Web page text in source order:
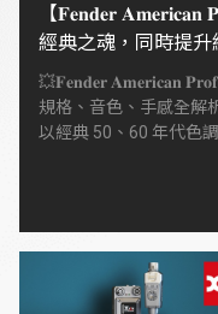
【𝐅𝐞𝐧𝐝𝐞𝐫 𝐀𝐦𝐞𝐫𝐢𝐜𝐚𝐧
經典之魂，同時提升
個性
💥𝐅𝐞𝐧𝐝𝐞𝐫 𝐀𝐦𝐞𝐫𝐢𝐜𝐚𝐧
規格、音色、手感全解
以經典 50、60 年代色